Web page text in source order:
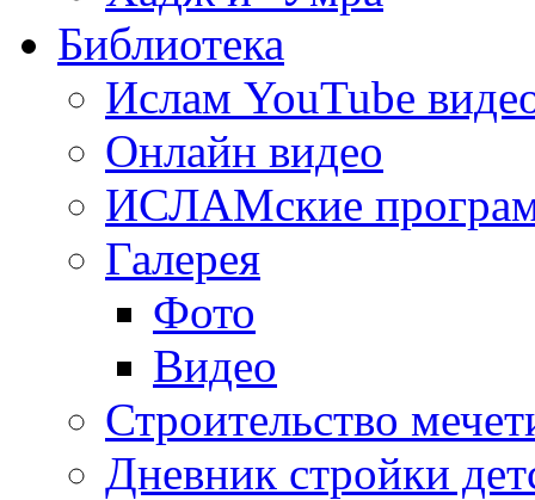
Библиотека
Ислам YouTube
Онлайн видео
ИСЛАМские
Галерея
Фото
Видео
Строительство
Дневник стройки